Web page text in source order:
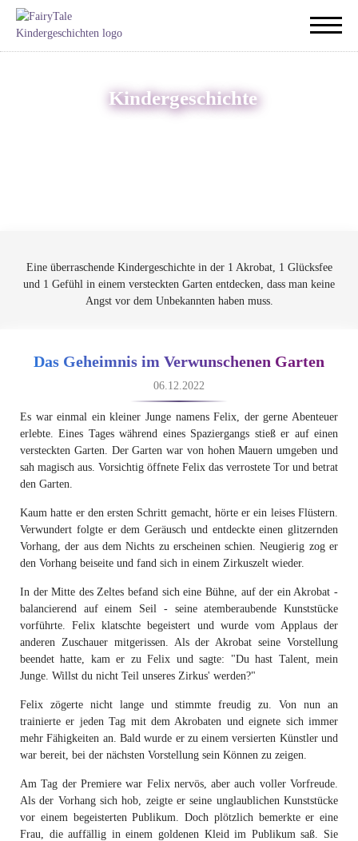
Kindergeschichte
Eine überraschende Kindergeschichte in der 1 Akrobat, 1 Glücksfee
und 1 Gefühl in einem versteckten Garten entdecken, dass man keine
Angst vor dem Unbekannten haben muss.
Das Geheimnis im Verwunschenen Garten
06.12.2022
Es war einmal ein kleiner Junge namens Felix, der gerne Abenteuer
erlebte. Eines Tages während eines Spaziergangs stieß er auf einen
versteckten Garten. Der Garten war von hohen Mauern umgeben und
sah magisch aus. Vorsichtig öffnete Felix das verrostete Tor und betrat
den Garten.
Kaum hatte er den ersten Schritt gemacht, hörte er ein leises Flüstern.
Verwundert folgte er dem Geräusch und entdeckte einen glitzernden
Vorhang, der aus dem Nichts zu erscheinen schien. Neugierig zog er
den Vorhang beiseite und fand sich in einem Zirkuszelt wieder.
In der Mitte des Zeltes befand sich eine Bühne, auf der ein Akrobat -
balancierend auf einem Seil - seine atemberaubende Kunststücke
vorführte. Felix klatschte begeistert und wurde vom Applaus der
anderen Zuschauer mitgerissen. Als der Akrobat seine Vorstellung
beendet hatte, kam er zu Felix und sagte: "Du hast Talent, mein
Junge. Willst du nicht Teil unseres Zirkus' werden?"
Felix zögerte nicht lange und stimmte freudig zu. Von nun an
trainierte er jeden Tag mit dem Akrobaten und eignete sich immer
mehr Fähigkeiten an. Bald wurde er zu einem versierten Künstler und
war bereit, bei der nächsten Vorstellung sein Können zu zeigen.
Am Tag der Premiere war Felix nervös, aber auch voller Vorfreude.
Als der Vorhang sich hob, zeigte er seine unglaublichen Kunststücke
vor einem begeisterten Publikum. Doch plötzlich bemerkte er eine
Frau, die auffällig in einem goldenen Kleid im Publikum saß. Sie